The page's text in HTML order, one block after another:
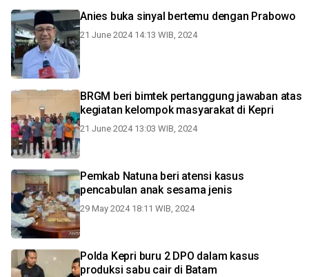
Anies buka sinyal bertemu dengan Prabowo
21 June 2024 14:13 WIB, 2024
BRGM beri bimtek pertanggung jawaban atas
kegiatan kelompok masyarakat di Kepri
21 June 2024 13:03 WIB, 2024
Pemkab Natuna beri atensi kasus
pencabulan anak sesama jenis
29 May 2024 18:11 WIB, 2024
Polda Kepri buru 2 DPO dalam kasus
produksi sabu cair di Batam